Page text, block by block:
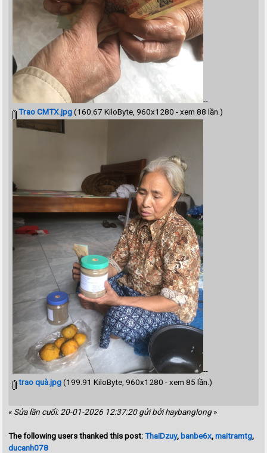
--
Trao CMTX.jpg(160.67 KiloByte, 960x1280 - xem 88 lần.)
--
trao quà.jpg(199.91 KiloByte, 960x1280 - xem 85 lần.)
« Sửa lần cuối: 20-01-2026 12:37:20 gửi bởi haybanglong»
The following users thanked this post:ThaiDzuy, banbe6x,maitramtg,
ducanh078